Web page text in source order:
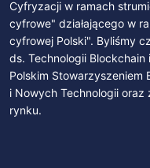
Cyfryzacji w ramach
cyfrowe" działającego w
cyfrowej Polski". Byliśmy
ds. Technologii Blockchain
Polskim Stowarzyszeniem
i Nowych Technologii
rynku.